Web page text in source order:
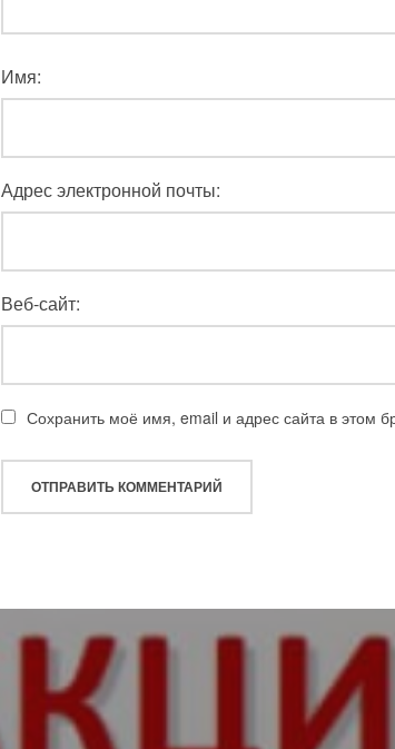
Имя:
Адрес электронной почты:
Веб-сайт:
Сохранить моё имя, email и адрес сайта в этом